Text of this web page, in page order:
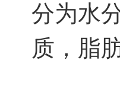
分为水
质，脂